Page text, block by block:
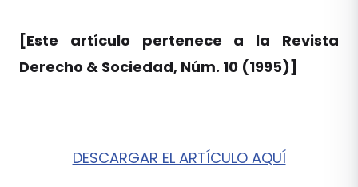
[Este artículo pertenece a la Revista
Derecho & Sociedad, Núm. 10 (1995)]
DESCARGAR EL ARTÍCULO AQUÍ